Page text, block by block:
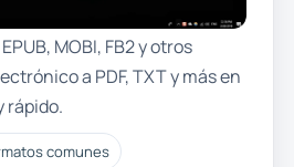
MOBI, FB2 y otros
a PDF, TXT y más en
rápido.
comunes